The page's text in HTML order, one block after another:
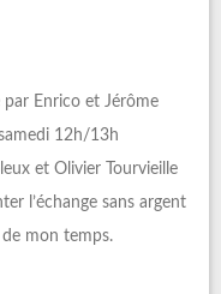
par Enrico et Jérôme
12h/13h
et Olivier Tourvieille
l’échange sans argent
mon temps.